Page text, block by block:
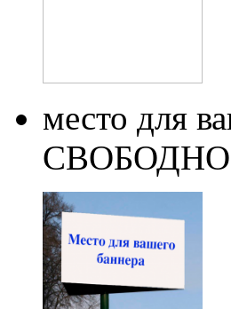
место для
СВОБОДНО